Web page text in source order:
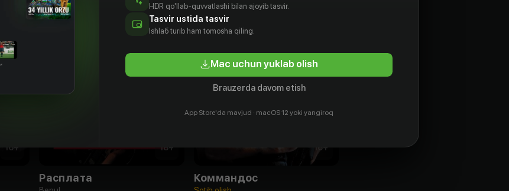
16+ 18+
Расплата
16+
Коммандос
HDR qo'llab-quvvatlashi bilan ajoyib tasvir.
Tasvir ustida tasvir
Ishlаб turib ham tomosha qiling.
Mac uchun yuklab olish
Brauzerda davom etish
App Store'da mavjud · macOS 12 yoki yangiroq